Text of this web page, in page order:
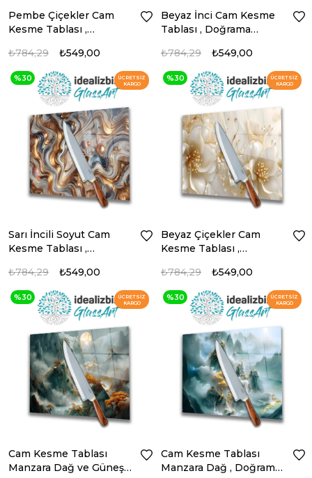
Pembe Çiçekler Cam
Kesme Tablası ,
Sunum Tablası
₺549,00
₺784,29
Beyaz İnci Cam Kesme
Tablası , Doğrama
₺549,00
₺784,29
Sarı İncili Soyut Cam
Kesme Tablası ,
Sunum Tablası
₺549,00
₺784,29
%30
ÜCRETSIZ
KARGO
Beyaz Çiçekler Cam
Kesme Tablası ,
Sunum Tablası
₺549,00
₺784,29
%30
ÜCRETSIZ
KARGO
Cam Kesme Tablası
Manzara Dağ ve Güneş ,
%30
ÜCRETSIZ
KARGO
Cam Kesme Tablası
Manzara Dağ , Doğrama
%30
ÜCRETSIZ
KARGO